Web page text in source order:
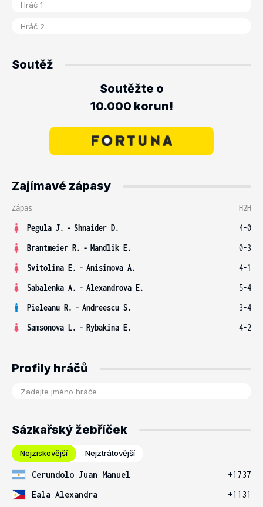
Soutěž
Soutěžte o
10.000 korun!
Zajímavé zápasy
Zápas
H2H
Pegula J. - Shnaider D.
4-0
Brantmeier R. - Mandlik E.
0-3
Svitolina E. - Anisimova A.
4-1
Sabalenka A. - Alexandrova E.
5-4
Pieleanu R. - Andreescu S.
3-4
Samsonova L. - Rybakina E. 4-2
Profily hráčů
Sázkařský žebříček
Nejziskovější Nejztrátovější
Cerundolo Juan Manuel
+1737
Eala Alexandra
+1131